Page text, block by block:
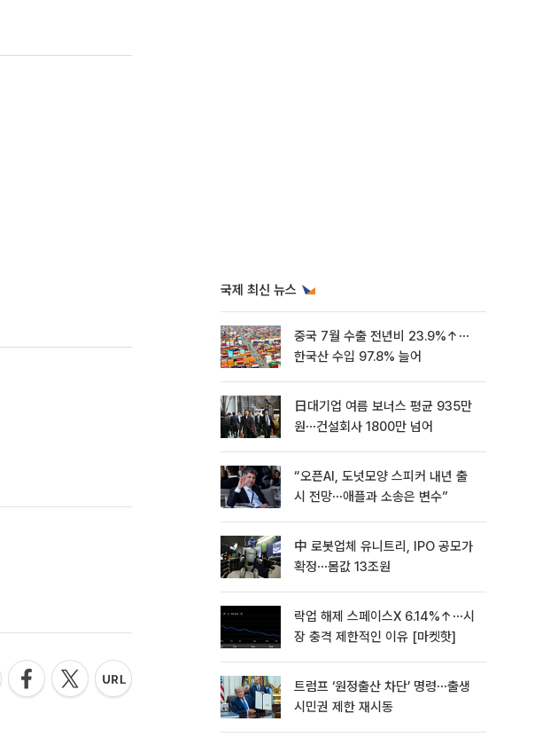
국제 최신 뉴스
중국 7월 수출 전년비 23.9%↑⋯
한국산 수입 97.8% 늘어
日대기업 여름 보너스 평균 935만
원⋯건설회사 1800만 넘어
“오픈AI, 도넛모양 스피커 내년 출
시 전망⋯애플과 소송은 변수”
中 로봇업체 유니트리, IPO 공모가
확정⋯몸값 13조원
락업 해제 스페이스X 6.14%↑⋯시
장 충격 제한적인 이유 [마켓핫]
트럼프 ‘원정출산 차단’ 명령⋯출생
시민권 제한 재시동